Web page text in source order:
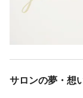
10:00〜20:00
◆ポイント２：半
店内はほとんどの
サロンの夢・想